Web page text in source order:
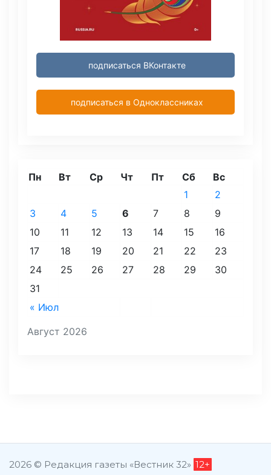
подписаться ВКонтакте
подписаться в Одноклассниках
Август 2026
Пн Вт Ср Чт Пт Сб Вс
« Июл
1
2
3
4 5 6 7 8
9
10
11 12 13 14 15
16
17
18 19 20 21 22
23
24
25 26 27 28 29
30
31
2026 © Редакция газеты «Вестник 32» 12+